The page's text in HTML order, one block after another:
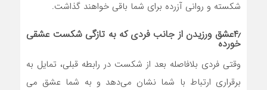
شکسته و روانی آزرده برای شما باقی خواهند گذاشت.
۴٫عشق ورزیدن از جانب فردی که به تازگی شکست عشقی
خورده
وقتی فردی بلافاصله بعد از شکست در رابطه قبلی، تمایل به
برقراری ارتباط با شما نشان می‌دهد و به شما عشق می